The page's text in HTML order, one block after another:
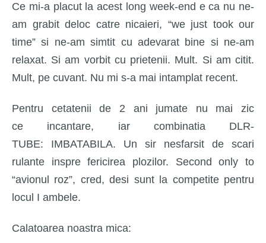
Ce mi-a placut la acest long week-end e ca nu ne-
am grabit deloc catre nicaieri, “we just took our
time” si ne-am simtit cu adevarat bine si ne-am
relaxat. Si am vorbit cu prietenii. Mult. Si am citit.
Mult, pe cuvant. Nu mi s-a mai intamplat recent.
Pentru cetatenii de 2 ani jumate nu mai zic
ce incantare, iar combinatia DLR-
TUBE: IMBATABILA. Un sir nesfarsit de scari
rulante inspre fericirea plozilor. Second only to
“avionul roz”, cred, desi sunt la competite pentru
locul I ambele.
Calatoarea noastra mica: